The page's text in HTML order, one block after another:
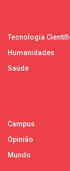
Tecnologia
Humanidades
Saúde
Campus
Opinião
Mundo